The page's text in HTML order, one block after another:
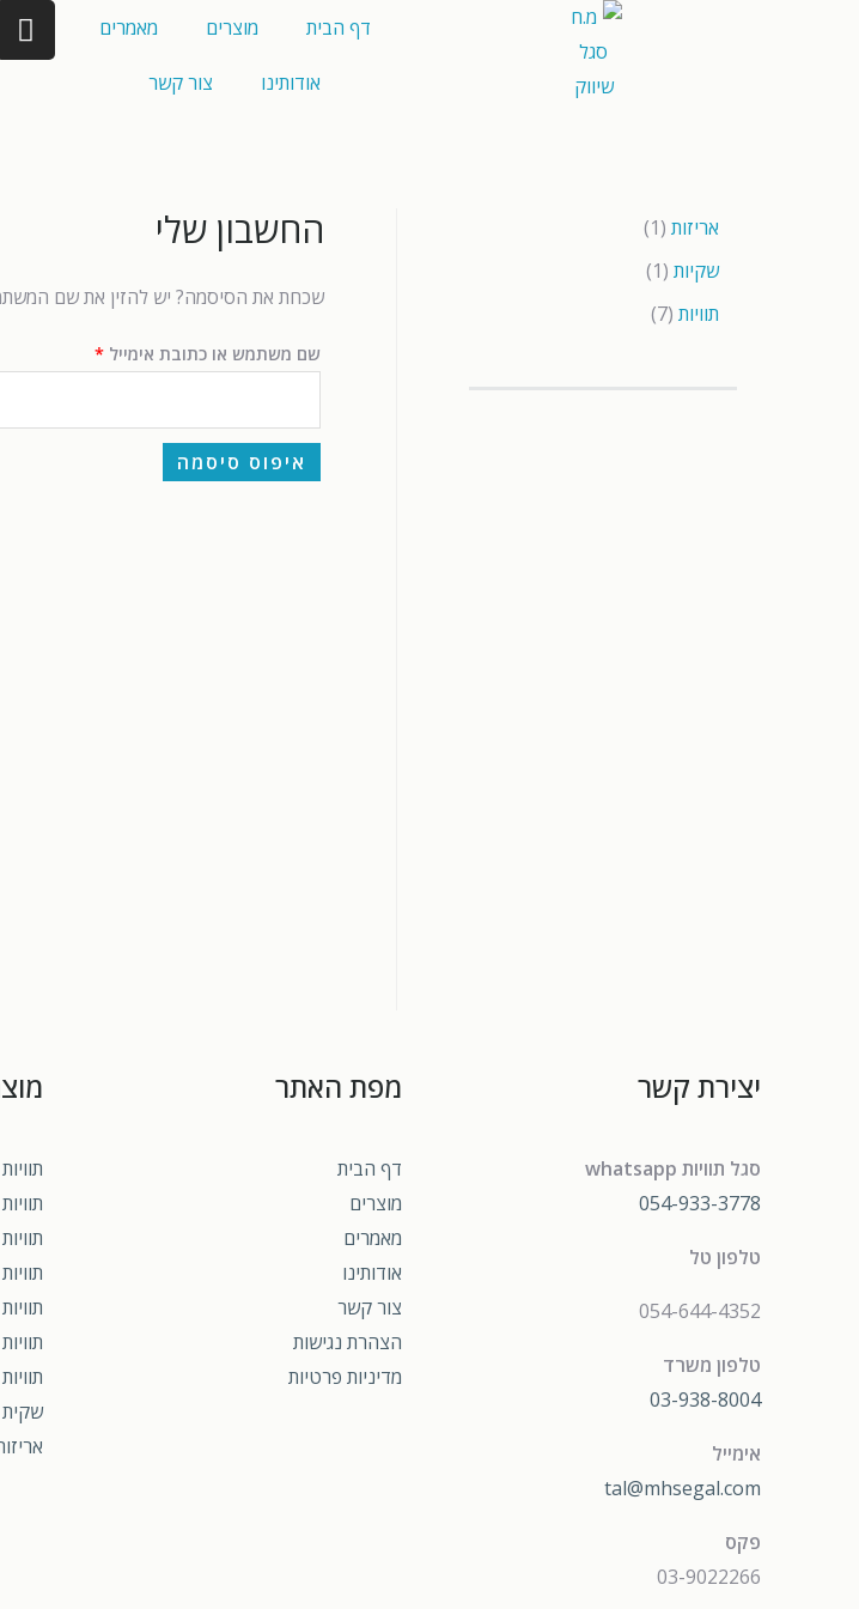
דף הבית מוצרים מאמרים
אודותינו צור קשר
אריזות 1
שקיות 1
תוויות 7
החשבון שלי
שכחת את הסיסמה? יש להזין את שם
שם משתמש או כתובת אימייל *
איפוס סיסמה
יצירת קשר
סגל תוויות whatsapp
054-933-3778
טלפון טל
054-644-4352
טלפון משרד
03-938-8004
אימייל
tal@mhsegal.com
פקס
03-9022266
מפת האתר
דף הבית
מוצרים
מאמרים
אודותינו
צור קשר
הצהרת נגישות
מדיניות פרטיות
שקית